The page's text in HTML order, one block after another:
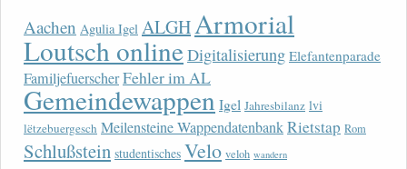
Aachen Agulia Igel ALGH Armorial
Loutsch onlineDigitalisierung Elefantenparade
FamiljefuerscherFehler im AL
Gemeindewappen Igel Jahresbilanz lvi
lëtzebuergesch Meilensteine WappendatenbankRietstap Rom
Schlußstein studentisches Velo veloh wandern